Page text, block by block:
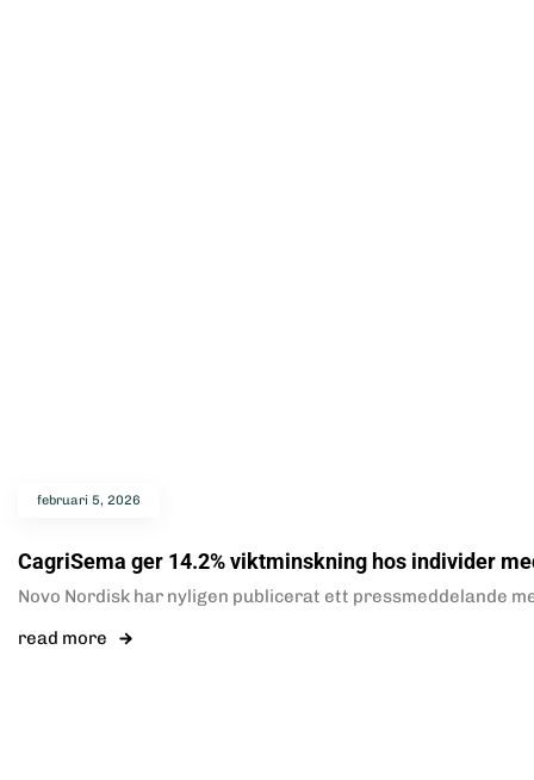
februari 5, 2026
CagriSema ger 14.2% viktminskning hos individer
Novo Nordisk har nyligen publicerat ett pressmeddelande
read more